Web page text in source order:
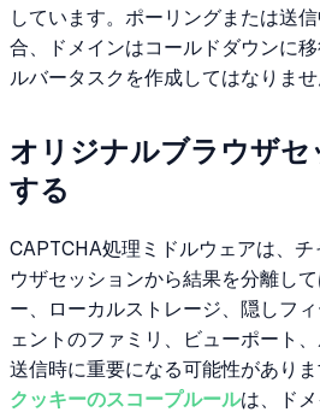
しています。ポーリングまたは送
合、ドメインはコールドダウンに
ルバータスクを作成してはなりませ
オリジナルブラウザセ
する
CAPTCHA処理ミドルウェアは、
ウザセッションから結果を分離し
ー、ローカルストレージ、隠しフ
ェントのファミリ、ビューポート
送信時に重要になる可能性があり
クッキーのスコープルールは、ド